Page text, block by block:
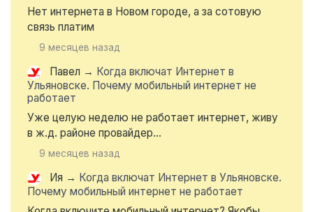
Нет интернета в Новом городе, а за сотовую
связь платим
9 месяцев назад
Павел → Когда включат Интернет в
Ульяновске. Почему мобильный интернет не
работает
Уже целую неделю не работает интернет, живу
в ж.д. районе провайдер...
9 месяцев назад
Ия → Когда включат Интернет в Ульяновске.
Почему мобильный интернет не работает